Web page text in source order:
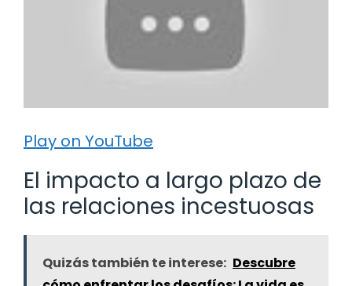
Play on YouTube
El impacto a largo plazo de
las relaciones incestuosas
Quizás también te interese: Descubre